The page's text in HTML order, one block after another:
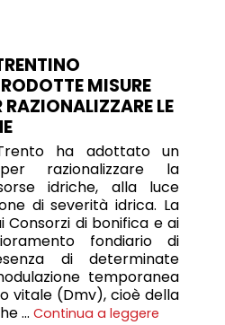
MISURE
RAZIONALIZZARE LE
ha adottato un
razionalizzare la
idriche, alla luce
di severità idrica. La
Consorzi di bonifica e ai
fondiario di
di determinate
temporanea
vitale (Dmv), cioè della
… Continua a leggere